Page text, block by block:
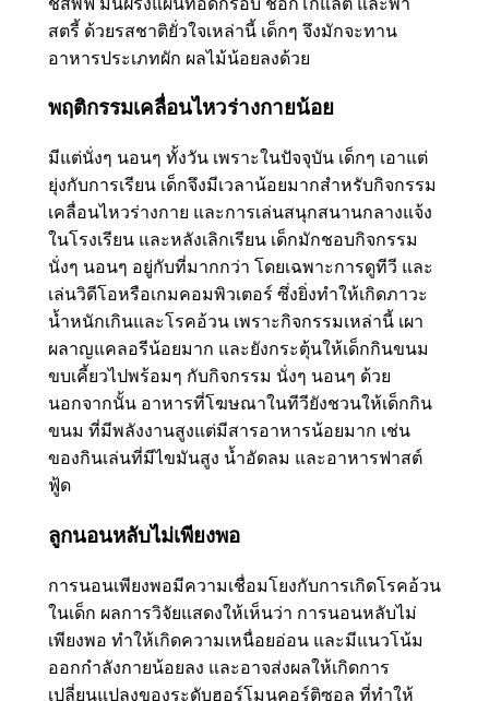
สตรี้ ด้วยรสชาติยั่วใจเหล่านี้ เด็กๆ จึงมักจะทาน
อาหารประเภทผัก ผลไม้น้อยลงด้วย
พฤติกรรมเคลื่อนไหวร่างกายน้อย
มีแต่นั่งๆ นอนๆ ทั้งวัน เพราะในปัจจุบัน เด็กๆ เอาแต่
ยุ่งกับการเรียน เด็กจึงมีเวลาน้อยมากสำหรับกิจกรรม
เคลื่อนไหวร่างกาย และการเล่นสนุกสนานกลางแจ้ง
ในโรงเรียน และหลังเลิกเรียน เด็กมักชอบกิจกรรม
นั่งๆ นอนๆ อยู่กับที่มากกว่า โดยเฉพาะการดูทีวี และ
เล่นวิดีโอหรือเกมคอมพิวเตอร์ ซึ่งยิ่งทำให้เกิดภาวะ
น้ำหนักเกินและโรคอ้วน เพราะกิจกรรมเหล่านี้ เผา
ผลาญแคลอรีน้อยมาก และยังกระตุ้นให้เด็กกินขนม
ขบเคี้ยวไปพร้อมๆ กับกิจกรรม นั่งๆ นอนๆ ด้วย
นอกจากนั้น อาหารที่โฆษณาในทีวียังชวนให้เด็กกิน
ขนม ที่มีพลังงานสูงแต่มีสารอาหารน้อยมาก เช่น
ของกินเล่นที่มีไขมันสูง น้ำอัดลม และอาหารฟาสต์
ฟู้ด
ลูกนอนหลับไม่เพียงพอ
การนอนเพียงพอมีความเชื่อมโยงกับการเกิดโรคอ้วน
ในเด็ก ผลการวิจัยแสดงให้เห็นว่า การนอนหลับไม่
เพียงพอ ทำให้เกิดความเหนื่อยอ่อน และมีแนวโน้ม
ออกกำลังกายน้อยลง และอาจส่งผลให้เกิดการ
เปลี่ยนแปลงของระดับฮอร์โมนคอร์ติซอล ที่ทำให้